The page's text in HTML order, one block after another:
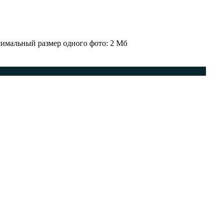
размер одного фото: 2 Мб